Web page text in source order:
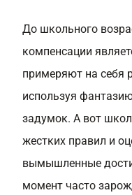
До школьного
компенсации
примеряют на себя
используя
задумок. А вот
жестких правил и
вымышленные
момент часто